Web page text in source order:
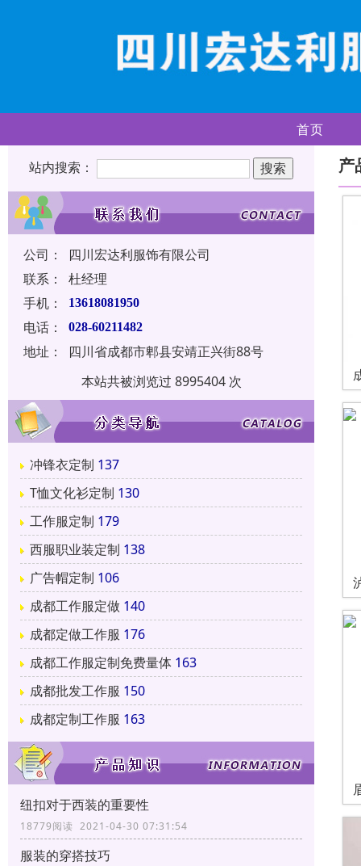
首页
站内搜索：
公司：
四川宏达利服饰有限公司
联系：
杜经理
手机：
13618081950
电话： 028-60211482
地址：
四川省成都市郫县安靖正兴街88号
本站共被浏览过 8995404 次
冲锋衣定制 137
T恤文化衫定制 130
工作服定制 179
西服职业装定制 138
广告帽定制 106
成都工作服定做 140
成都定做工作服 176
成都工作服定制免费量体 163
成都批发工作服 150
成都定制工作服 163
纽扣对于西装的重要性
18779阅读 2021-04-30 07:31:54
服装的穿搭技巧
产